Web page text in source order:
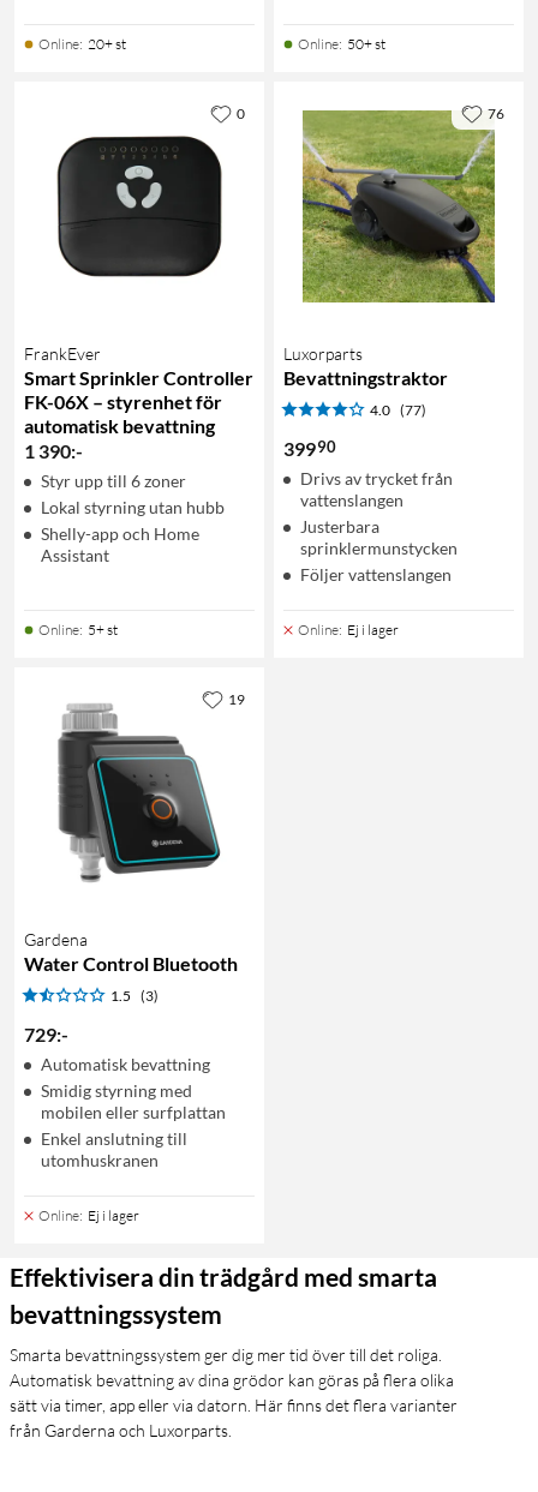
Online: 20+ st Online: 50+ st
FrankEver
Smart Sprinkler Controller
FK-06X – styrenhet för
automatisk bevattning
1 390:-
Styr upp till 6 zoner
Lokal styrning utan hubb
Shelly-app och Home
Assistant
Online: 5+ st
0
Luxorparts
Bevattningstraktor
4.0 (77)
39990
Drivs av trycket från
vattenslangen
Justerbara
sprinklermunstycken
Följer vattenslangen
Online: Ej i lager
76
Gardena
Water Control Bluetooth
1.5 (3)
729:-
Automatisk bevattning
Smidig styrning med
mobilen eller surfplattan
Enkel anslutning till
utomhuskranen
Online: Ej i lager
19
Effektivisera din trädgård med smarta
bevattningssystem
Smarta bevattningssystem ger dig mer tid över till det roliga.
Automatisk bevattning av dina grödor kan göras på flera olika
sätt via timer, app eller via datorn. Här finns det flera varianter
från Garderna och Luxorparts.